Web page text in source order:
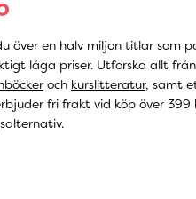
över en halv miljon titlar som
låga priser. Utforska allt från
och kurslitteratur, samt
fri frakt vid köp över 399